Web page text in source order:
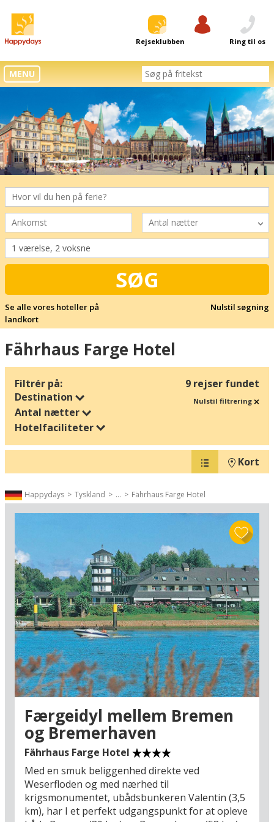
Rejseklubben Ring til os
MENU
SØG
Se alle vores hoteller på
landkort
Nulstil søgning
Fährhaus Farge Hotel
Filtrér på:
9 rejser fundet
Destination
Antal nætter
Hotelfaciliteter
Nulstil filtrering
Kort
Happydays Tyskland ... Fährhaus Farge Hotel
Færgeidyl mellem Bremen
og Bremerhaven
Fährhaus Farge Hotel
Med en smuk beliggenhed direkte ved
Weserfloden og med nærhed til
krigsmonumentet, ubådsbunkeren Valentin (3,5
km), har I et perfekt udgangspunkt for at opleve